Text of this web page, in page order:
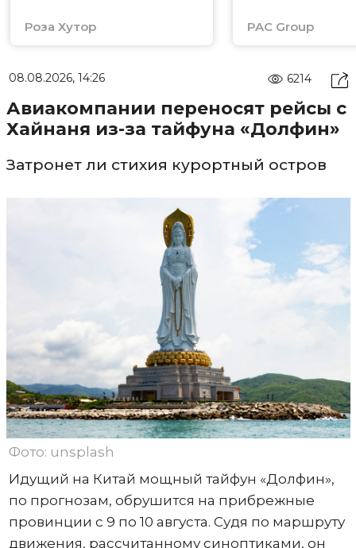
Роза Хутор PAC Group
08.08.2026, 14:26 6214
Авиакомпании переносят рейсы с
Хайнаня из-за тайфуна «Долфин»
Затронет ли стихия курортный остров
Фото: unsplash
Идущий на Китай мощный тайфун «Долфин»,
по прогнозам, обрушится на прибрежные
провинции с 9 по 10 августа. Судя по маршруту
движения, рассчитанному синоптиками, он